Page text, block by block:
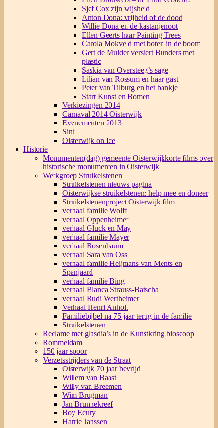
Sjef Cox zijn wijsheid
Anton Dona: vrijheid of de dood
Willie Dona en de kastanjenoot
Ellen Geerts haar Painting Trees
Carola Mokveld met boten in de boom
Gert de Mulder versiert Bunders met
plastic
Saskia van Oversteeg’s sage
Lilian van Rossum en haar gast
Peter van Tilburg en het bankje
Start Kunst en Bomen
Verkiezingen 2014
Carnaval 2014 Oisterwijk
Evenementen 2013
Sint
Oisterwijk on Ice
Historie
Monumenten(dag) gemeente Oisterwijkkorte films over
historische monumenten in Oisterwijk
Werkgroep Struikelstenen
Struikelstenen nieuws pagina
Oisterwijkse struikelstenen: help mee en doneer
Struikelstenenproject Oisterwijk film
verhaal familie Wolff
verhaal Oppenheimer
verhaal Gluck en May
verhaal familie Mayer
verhaal Rosenbaum
verhaal Sara van Oss
verhaal familie Heijmans van Ments en
Spanjaard
verhaal familie Bing
verhaal Blanca Strauss-Batscha
verhaal Rudi Wertheimer
Verhaal Henri Anholt
Familiebijbel na 75 jaar terug in de familie
Struikelstenen
Reclame met glasdia’s in de Kunstkring bioscoop
Rommeldam
150 jaar spoor
Verzetsstrijders van de Straat
Oisterwijk 70 jaar bevrijd
Willem van Baast
Willy van Breemen
Wim Brugman
Jan Brunnekreef
Boy Ecury
Harrie Janssen